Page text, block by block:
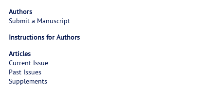
Authors
Submit a Manuscript
Instructions for Authors
Articles
Current Issue
Past Issues
Supplements